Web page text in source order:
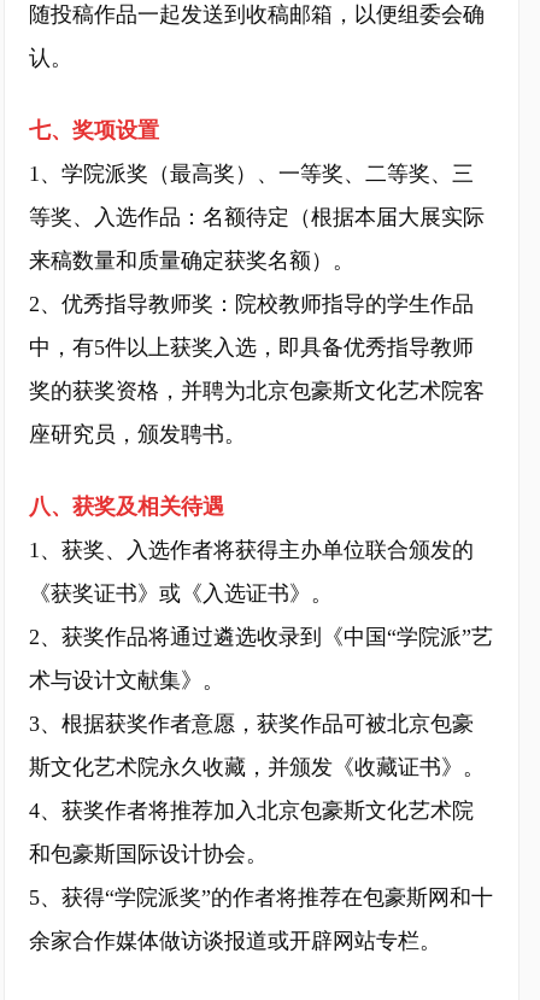
随投稿作品一起发送到收稿邮箱，以便组委会确
认。
七、奖项设置
1、学院派奖（最高奖）、一等奖、二等奖、三
等奖、入选作品：名额待定（根据本届大展实际
来稿数量和质量确定获奖名额）。
2、优秀指导教师奖：院校教师指导的学生作品
中，有5件以上获奖入选，即具备优秀指导教师
奖的获奖资格，并聘为北京包豪斯文化艺术院客
座研究员，颁发聘书。
八、获奖及相关待遇
1、获奖、入选作者将获得主办单位联合颁发的
《获奖证书》或《入选证书》。
2、获奖作品将通过遴选收录到《中国“学院派”艺
术与设计文献集》。
3、根据获奖作者意愿，获奖作品可被北京包豪
斯文化艺术院永久收藏，并颁发《收藏证书》。
4、获奖作者将推荐加入北京包豪斯文化艺术院
和包豪斯国际设计协会。
5、获得“学院派奖”的作者将推荐在包豪斯网和十
余家合作媒体做访谈报道或开辟网站专栏。